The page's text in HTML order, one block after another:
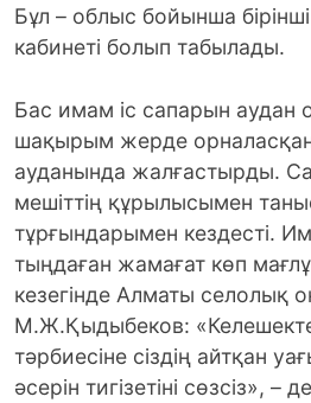
Бұл – облыс бойынша
кабинеті болып табылады.
Бас имам іс сапарын аудан
шақырым жерде
ауданында жалғастырды.
мешіттің құрылысымен
тұрғындарымен кездесті.
тыңдаған жамағат көп
кезегінде Алматы селолық
М.Ж.Қыдыбеков:
тәрбиесіне сіздің айтқан
әсерін тигізетіні сөзсіз»,